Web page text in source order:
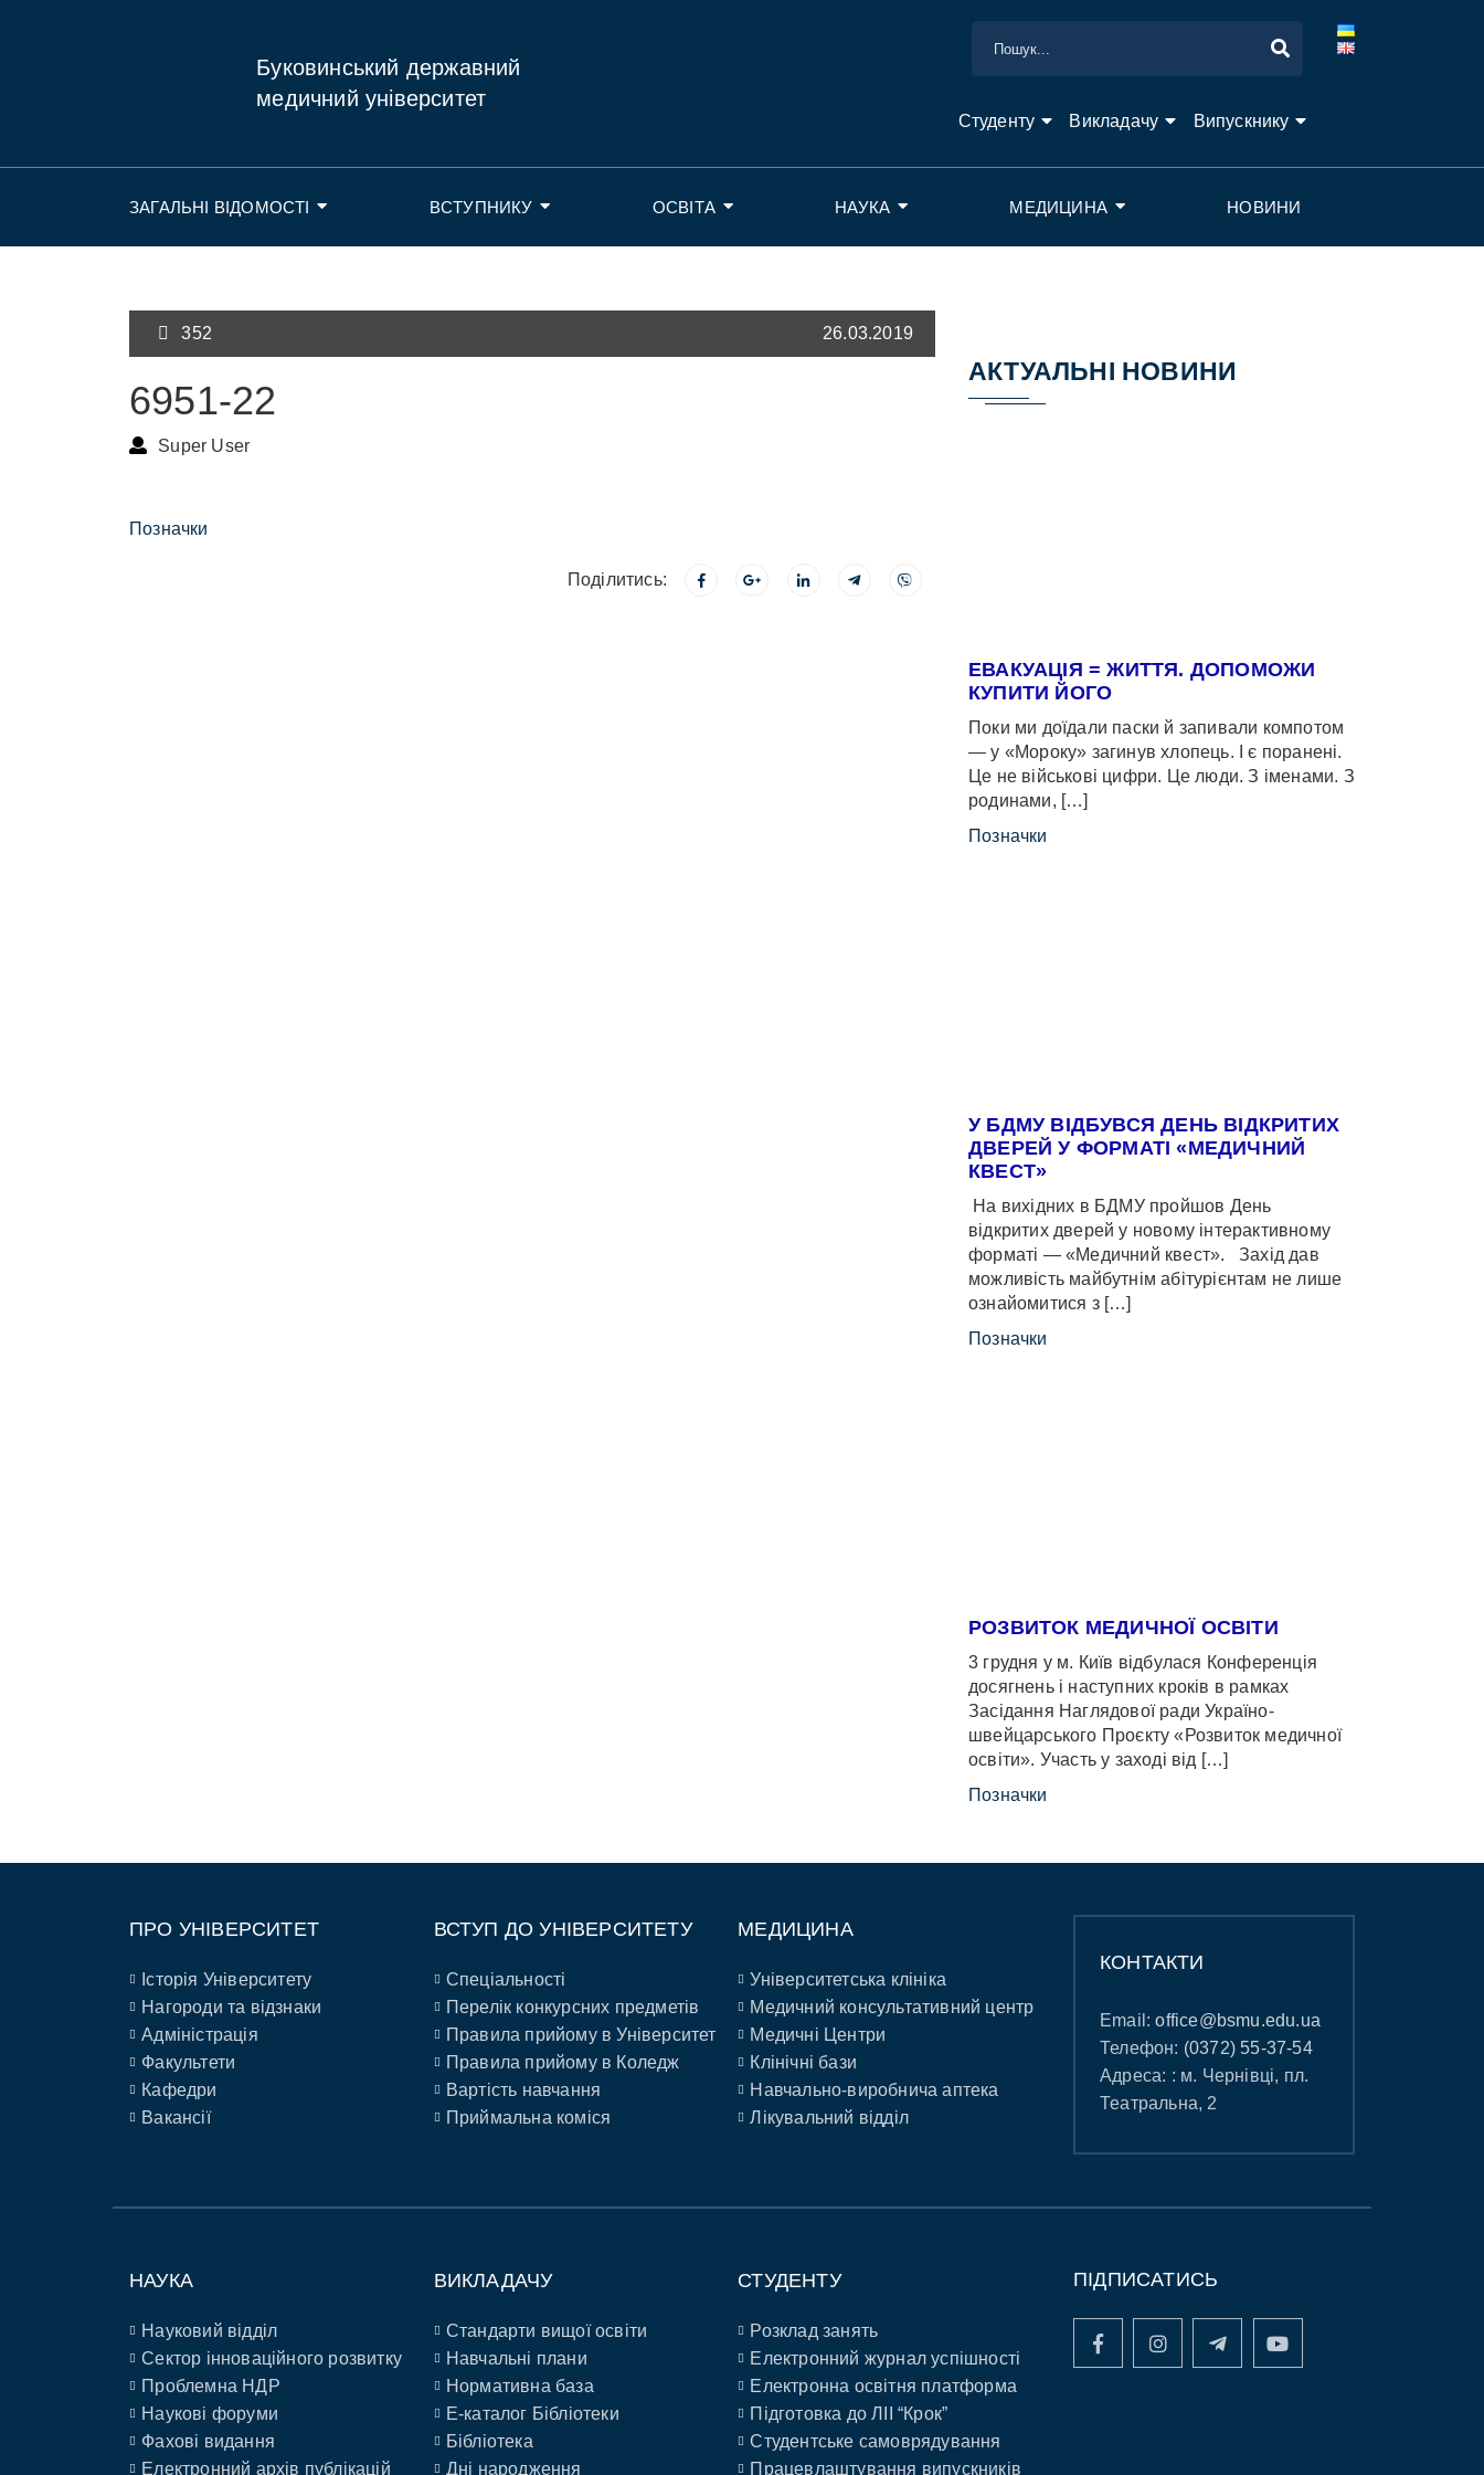
Буковинський державний
медичний університет
Студенту Викладачу Випускнику
ЗАГАЛЬНІ ВІДОМОСТІ ВСТУПНИКУ ОСВІТА НАУКА МЕДИЦИНА НОВИНИ
352 26.03.2019
6951-22
Super User
Позначки
Поділитись:
АКТУАЛЬНІ НОВИНИ
ЕВАКУАЦІЯ = ЖИТТЯ. ДОПОМОЖИ
КУПИТИ ЙОГО
Поки ми доїдали паски й запивали компотом
— у «Мороку» загинув хлопець. І є поранені.
Це не військові цифри. Це люди. З іменами. З
родинами, […]
Позначки
У БДМУ ВІДБУВСЯ ДЕНЬ ВІДКРИТИХ
ДВЕРЕЙ У ФОРМАТІ «МЕДИЧНИЙ
КВЕСТ»
На вихідних в БДМУ пройшов День
відкритих дверей у новому інтерактивному
форматі — «Медичний квест». Захід дав
можливість майбутнім абітурієнтам не лише
ознайомитися з […]
Позначки
РОЗВИТОК МЕДИЧНОЇ ОСВІТИ
3 грудня у м. Київ відбулася Конференція
досягнень і наступних кроків в рамках
Засідання Наглядової ради Україно-
швейцарського Проєкту «Розвиток медичної
освіти». Участь у заході від […]
Позначки
ПРО УНІВЕРСИТЕТ
Історія Університету
Нагороди та відзнаки
Адміністрація
Факультети
Кафедри
Вакансії
ВСТУП ДО УНІВЕРСИТЕТУ
Спеціальності
Перелік конкурсних предметів
Правила прийому в Університет
Правила прийому в Коледж
Вартість навчання
Приймальна коміся
МЕДИЦИНА
Університетська клініка
Медичний консультативний центр
Медичні Центри
Клінічні бази
Навчально-виробнича аптека
Лікувальний відділ
КОНТАКТИ
Email:office@bsmu.edu.ua
Телефон: (0372) 55-37-54
Адреса: : м. Чернівці, пл.
Театральна, 2
НАУКА
Науковий відділ
Сектор інноваційного розвитку
Проблемна НДР
Наукові форуми
Фахові видання
Електронний архів публікацій
ВИКЛАДАЧУ
Стандарти вищої освіти
Навчальні плани
Нормативна база
E-каталог Бібліотеки
Бібліотека
Дні народження
СТУДЕНТУ
Розклад занять
Електронний журнал успішності
Електронна освітня платформа
Підготовка до ЛІІ “Крок”
Студентське самоврядування
Працевлаштування випускників
ПІДПИСАТИСЬ